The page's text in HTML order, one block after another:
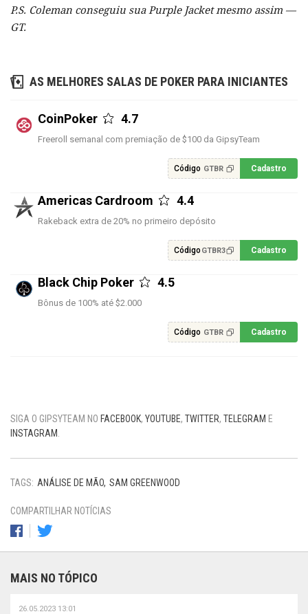
P.S. Coleman conseguiu sua Purple Jacket mesmo assim —
GT.
AS MELHORES SALAS DE POKER PARA INICIANTES
CoinPoker 4.7
Freeroll semanal com premiação de $100 da GipsyTeam
Código GTBR Cadastro
Americas Cardroom 4.4
Rakeback extra de 20% no primeiro depósito
Código GTBR3 Cadastro
Black Chip Poker 4.5
Bônus de 100% até $2.000
Código GTBR Cadastro
SIGA O GIPSYTEAM NO FACEBOOK, YOUTUBE, TWITTER, TELEGRAM E
INSTAGRAM
TAGS: ANÁLISE DE MÃO SAM GREENWOOD
COMPARTILHAR NOTÍCIAS
MAIS NO TÓPICO
26.05.2023 13:01